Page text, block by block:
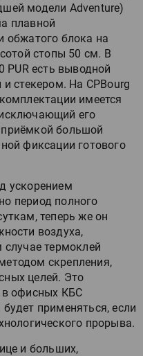
модели Adventure)
плавной
обжатого блока на
стопы 50 см. В
PUR есть выводной
и стекером. На CPBourg
имеется
его
большой
фиксации готового
ускорением
период полного
теперь же он
воздуха,
термоклей
скрепления,
целей. Это
в офисных КБС
применяться, если
прорыва.
и больших,